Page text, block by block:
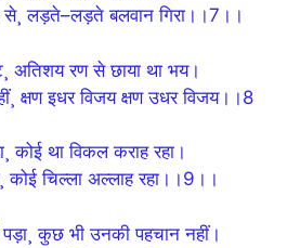
से¸ लड़ते–लड़ते बलवान गिरा।।7।।
अतिशय रण से छाया था भय।
क्षण इधर विजय क्षण उधर विजय।।8
कोई था विकल कराह रहा।
कोई चिल्ला अल्लाह रहा।।9।।
कुछ भी उनकी पहचान नहीं।